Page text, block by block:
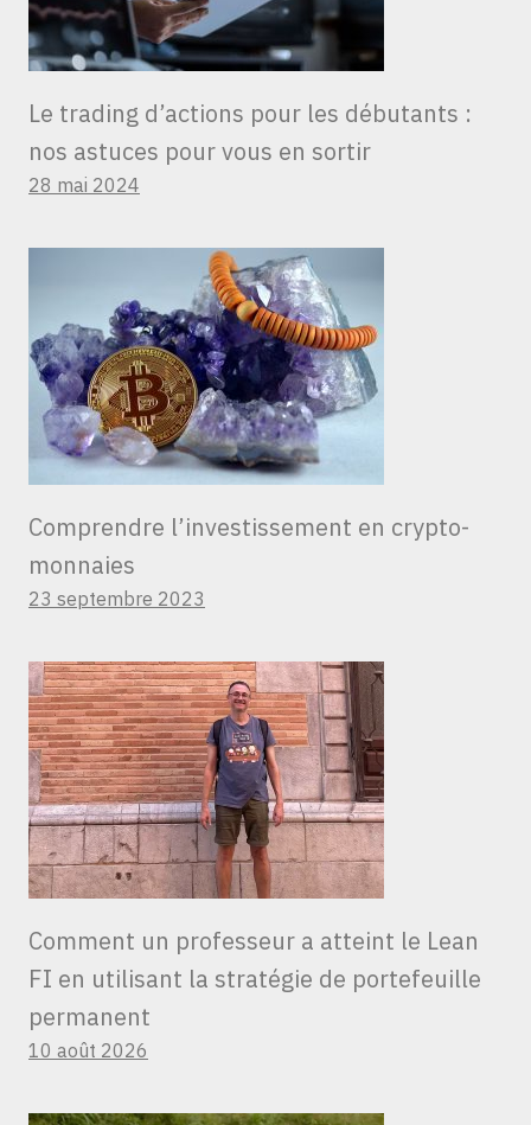
Le trading d’actions pour les débutants :
nos astuces pour vous en sortir
28 mai 2024
Comprendre l’investissement en crypto-
monnaies
23 septembre 2023
Comment un professeur a atteint le Lean
FI en utilisant la stratégie de portefeuille
permanent
10 août 2026